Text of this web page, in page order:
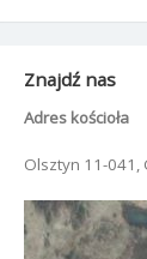
Znajdź nas
Adres kościoła
Olsztyn 11-041,